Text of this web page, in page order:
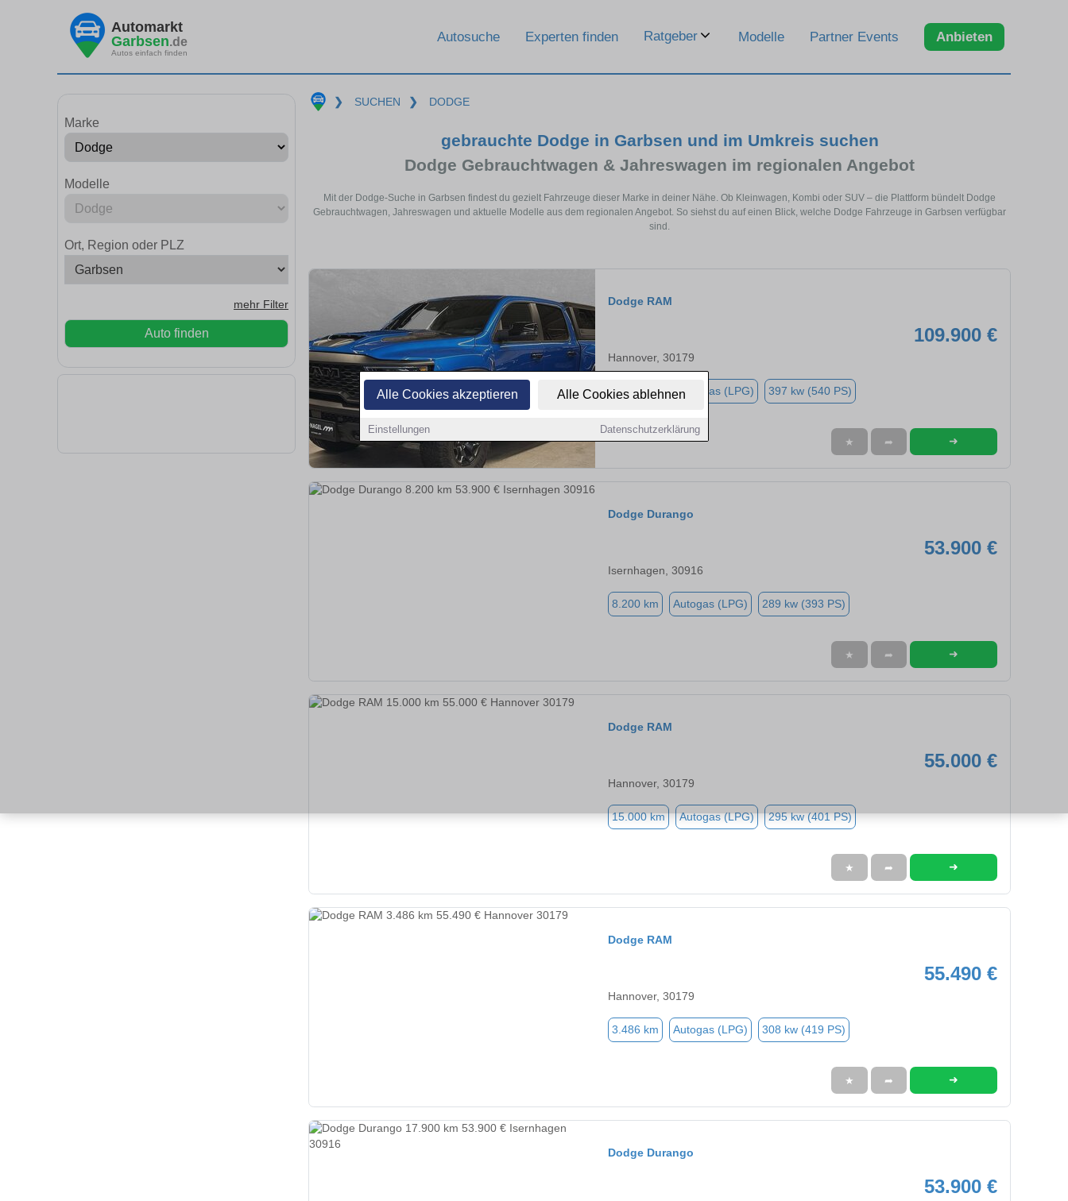
Alle Cookies akzeptieren Alle Cookies ablehnen
Einstellungen Datenschutzerklärung
Automarkt
Garbsen.de
Autos einfach finden
Autosuche Experten finden Ratgeber Modelle Partner Events Anbieten
Marke
Modelle
Ort, Region oder PLZ
mehr Filter
Auto finden
❯ SUCHEN ❯ DODGE
gebrauchte Dodge in Garbsen und im Umkreis suchen
Dodge Gebrauchtwagen & Jahreswagen im regionalen Angebot
Mit der Dodge-Suche in Garbsen findest du gezielt Fahrzeuge dieser Marke in deiner Nähe. Ob Kleinwagen, Kombi oder SUV – die Plattform bündelt Dodge
Gebrauchtwagen, Jahreswagen und aktuelle Modelle aus dem regionalen Angebot. So siehst du auf einen Blick, welche Dodge Fahrzeuge in Garbsen verfügbar
sind.
Dodge RAM
109.900 €
Hannover, 30179
10.000 km Autogas (LPG) 397 kw (540 PS)
★ ➦ ➜
Dodge Durango
53.900 €
Isernhagen, 30916
8.200 km Autogas (LPG) 289 kw (393 PS)
★ ➦ ➜
Dodge RAM
55.000 €
Hannover, 30179
15.000 km Autogas (LPG) 295 kw (401 PS)
★ ➦ ➜
Dodge RAM
55.490 €
Hannover, 30179
3.486 km Autogas (LPG) 308 kw (419 PS)
★ ➦ ➜
Dodge Durango
53.900 €